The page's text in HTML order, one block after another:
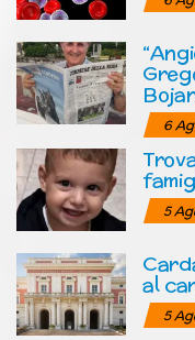
6
5
al
5